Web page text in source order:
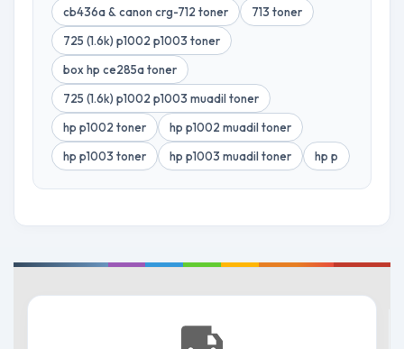
cb436a & canon crg-712 toner
713 toner
725 (1.6k) p1002 p1003 toner
box hp ce285a toner
725 (1.6k) p1002 p1003 muadil toner
hp p1002 toner
hp p1002 muadil toner
hp p1003 toner
hp p1003 muadil toner hp p